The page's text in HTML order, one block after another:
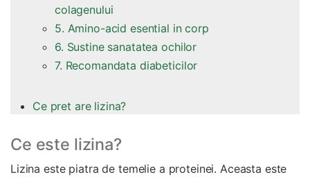
colagenului
5. Amino-acid esential in corp
6. Sustine sanatatea ochilor
7. Recomandata diabeticilor
Ce pret are lizina?
Ce este lizina?
Lizina este piatra de temelie a proteinei. Aceasta este